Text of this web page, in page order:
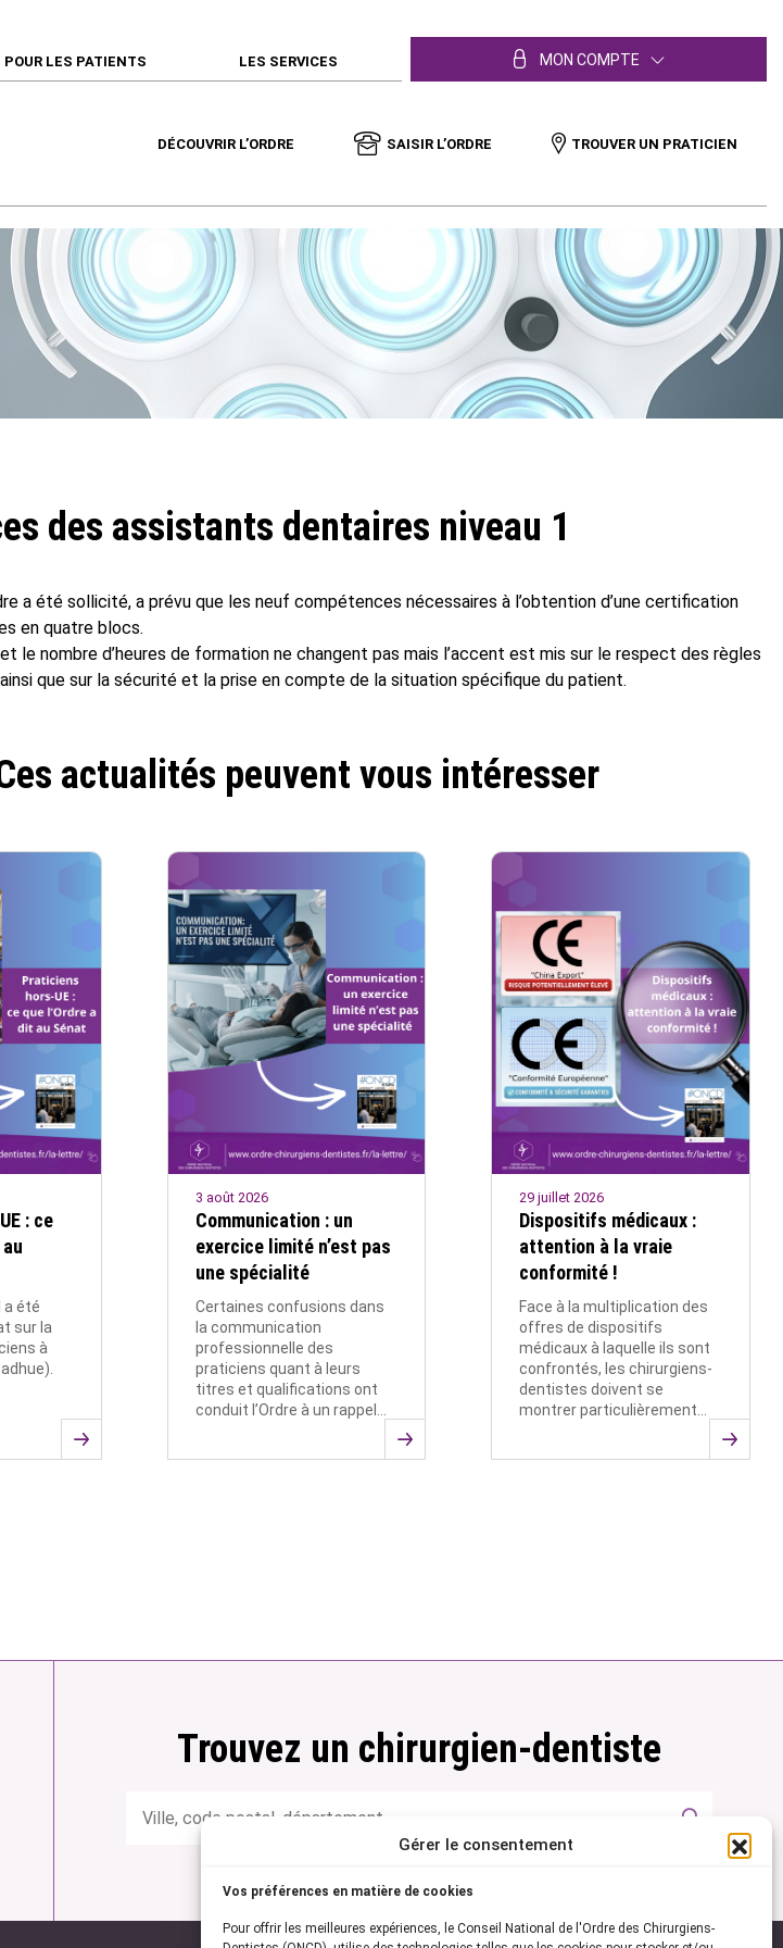
Gérer le consentement
Vos préférences en matière de cookies
Pour offrir les meilleures expériences, le Conseil National de l'Ordre des Chirurgiens-
POUR LES PATIENTS LES SERVICES MON COMPTE
DÉCOUVRIR L’ORDRE SAISIR L’ORDRE TROUVER UN PRATICIEN
des assistants dentaires niveau 1
a été sollicité, a prévu que les neuf compétences nécessaires à l’obtention d’une certification
en quatre blocs.
le nombre d’heures de formation ne changent pas mais l’accent est mis sur le respect des règles
ainsi que sur la sécurité et la prise en compte de la situation spécifique du patient.
actualités peuvent vous intéresser
: ce
a été
sur la
à
3 août 2026
Communication : un
exercice limité n’est pas
une spécialité
Certaines confusions dans
la communication
professionnelle des
praticiens quant à leurs
titres et qualifications ont
conduit l’Ordre à un rappel…
29 juillet 2026
Dispositifs médicaux :
attention à la vraie
conformité !
Face à la multiplication des
offres de dispositifs
médicaux à laquelle ils sont
confrontés, les chirurgiens-
dentistes doivent se
montrer particulièrement…
Trouvez un chirurgien-dentiste
Rechercher